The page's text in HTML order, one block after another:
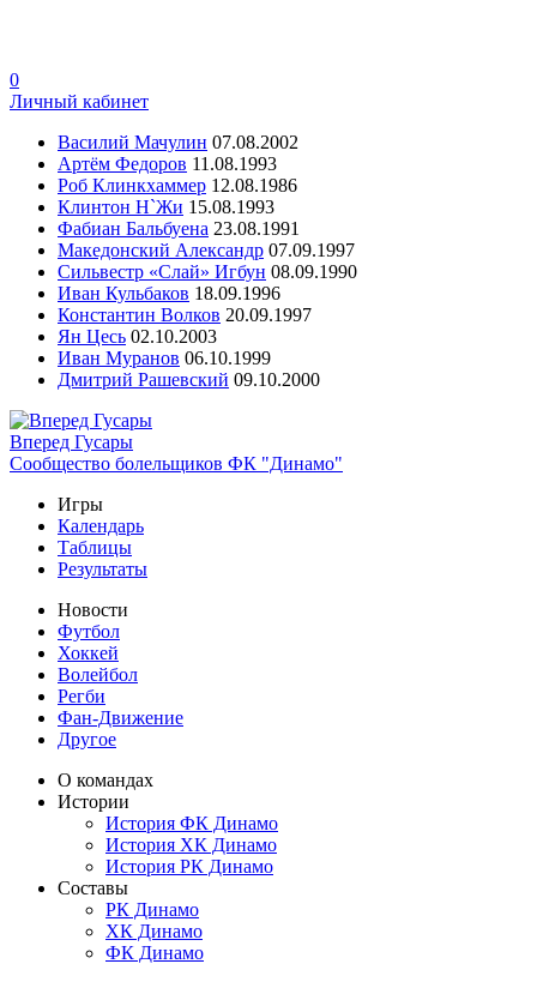
0
Личный кабинет
Василий Мачулин 07.08.2002
Артём Федоров 11.08.1993
Роб Клинкхаммер 12.08.1986
Клинтон Н`Жи 15.08.1993
Фабиан Бальбуена 23.08.1991
Македонский Александр 07.09.1997
Сильвестр «Слай» Игбун 08.09.1990
Иван Кульбаков 18.09.1996
Константин Волков 20.09.1997
Ян Цесь 02.10.2003
Иван Муранов 06.10.1999
Дмитрий Рашевский 09.10.2000
Вперед Гусары
Сообщество болельщиков ФК "Динамо"
Игры
Календарь
Таблицы
Результаты
Новости
Футбол
Хоккей
Волейбол
Регби
Фан-Движение
Другое
О командах
Истории
История ФК Динамо
История ХК Динамо
История РК Динамо
Составы
РК Динамо
ХК Динамо
ФК Динамо